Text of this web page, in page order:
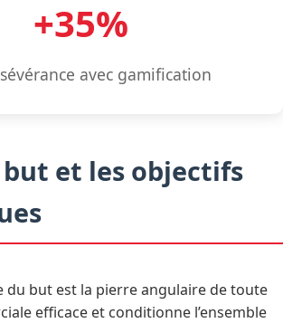
+35%
avec gamification
et les objectifs
du but est la pierre angulaire de toute
efficace et conditionne l’ensemble